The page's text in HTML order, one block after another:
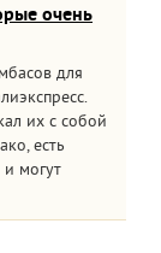
очень
для
их с собой
есть
могут